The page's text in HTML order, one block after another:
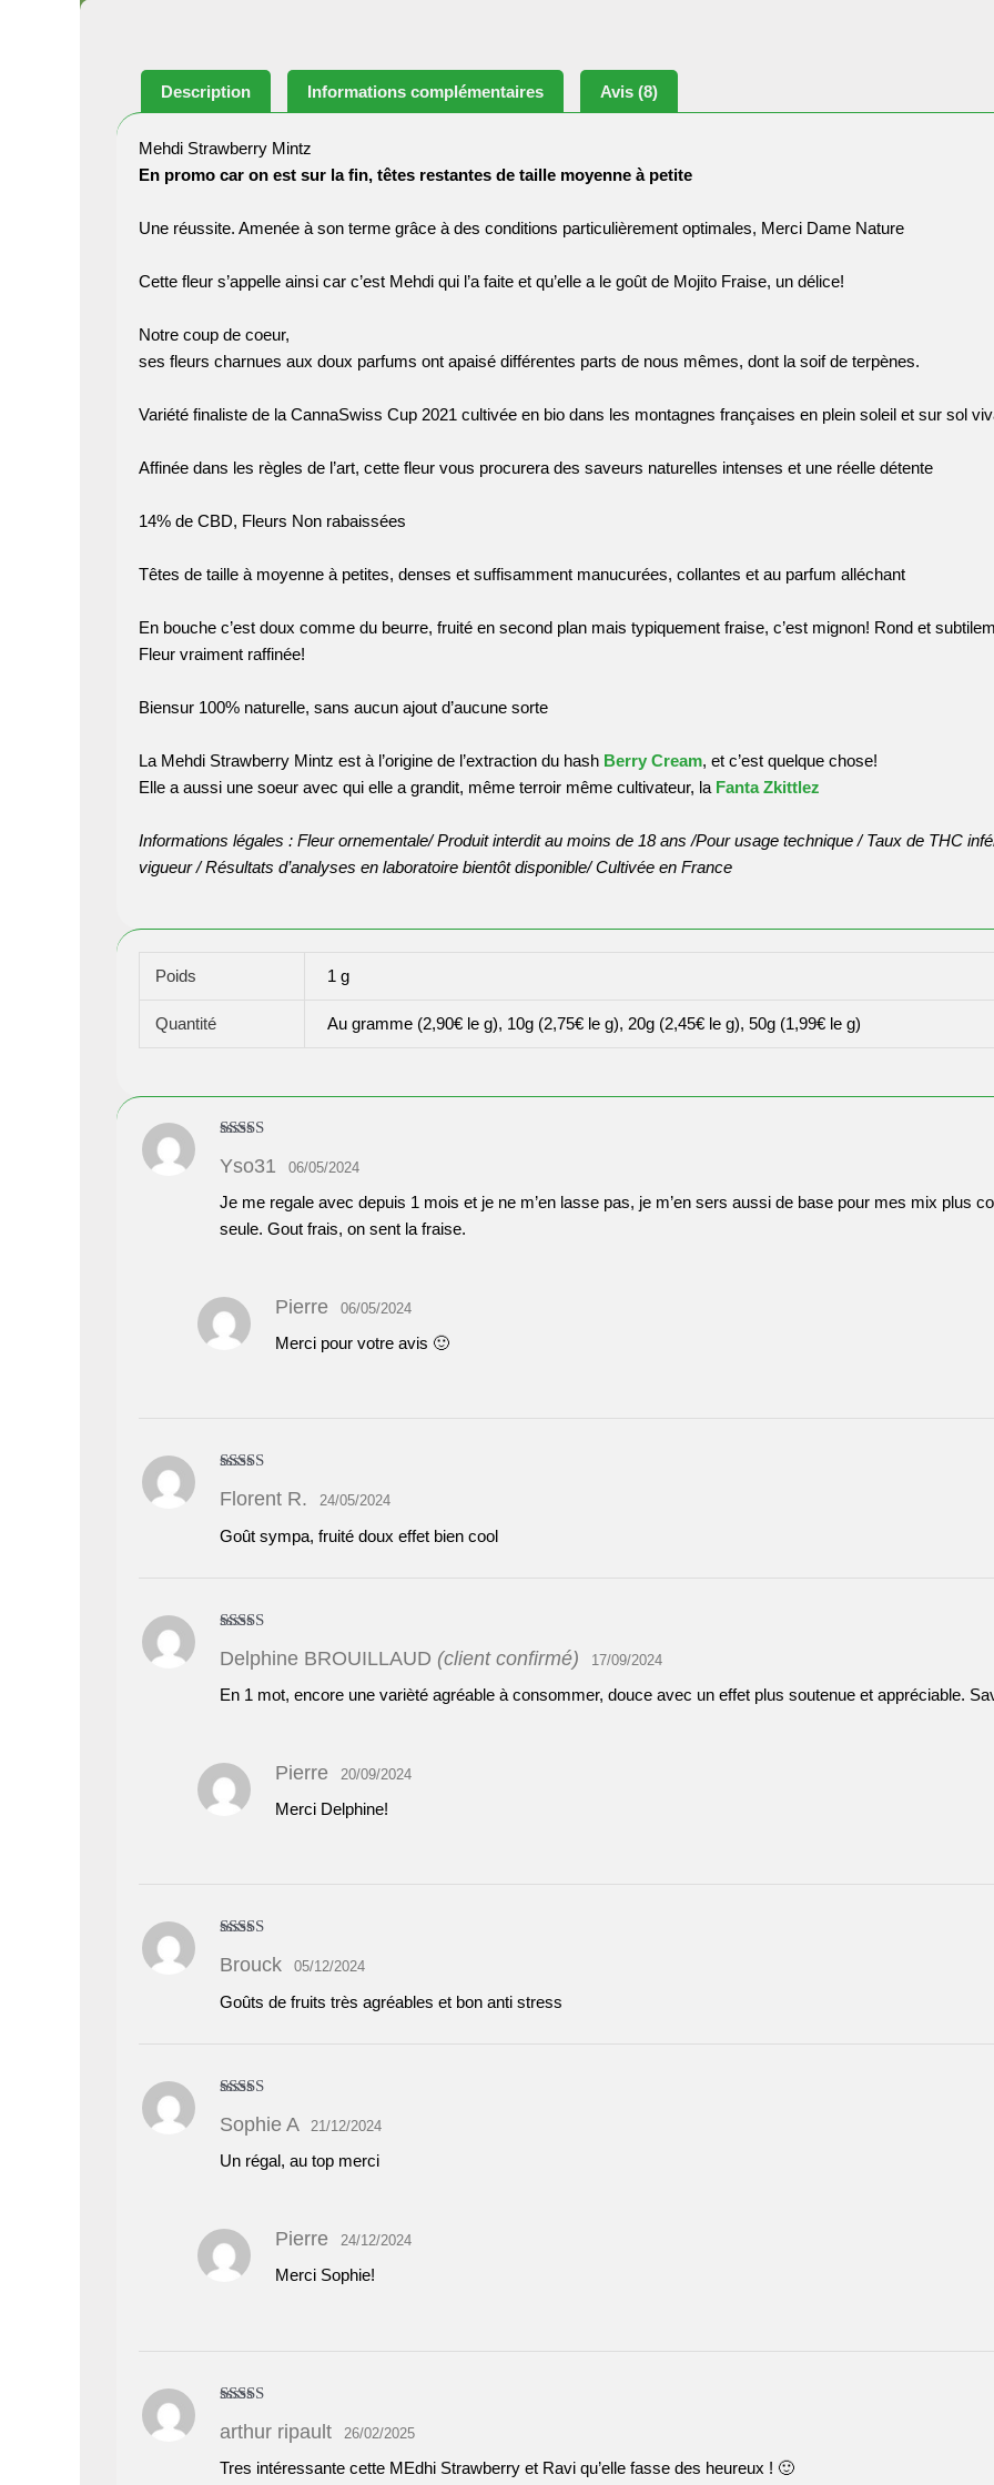
Description Informations complémentaires Avis (8)
Mehdi Strawberry Mintz
En promo car on est sur la fin, têtes restantes de taille moyenne à petite
Une réussite. Amenée à son terme grâce à des conditions particulièrement optimales, Merci Dame Nature
Cette fleur s’appelle ainsi car c’est Mehdi qui l’a faite et qu’elle a le goût de Mojito Fraise, un délice!
Notre coup de coeur,
ses fleurs charnues aux doux parfums ont apaisé différentes parts de nous mêmes, dont la soif de terpènes.
Variété finaliste de la CannaSwiss Cup 2021 cultivée en bio dans les montagnes françaises en plein soleil et sur sol
Affinée dans les règles de l’art, cette fleur vous procurera des saveurs naturelles intenses et une réelle détente
14% de CBD, Fleurs Non rabaissées
Têtes de taille à moyenne à petites, denses et suffisamment manucurées, collantes et au parfum alléchant
En bouche c’est doux comme du beurre, fruité en second plan mais typiquement fraise, c’est mignon! Rond et
Fleur vraiment raffinée!
Biensur 100% naturelle, sans aucun ajout d’aucune sorte
La Mehdi Strawberry Mintz est à l’origine de l’extraction du hash Berry Cream, et c’est quelque chose!
Elle a aussi une soeur avec qui elle a grandit, même terroir même cultivateur, la Fanta Zkittlez
Informations légales : Fleur ornementale/ Produit interdit au moins de 18 ans /Pour usage technique / Taux de THC
vigueur / Résultats d’analyses en laboratoire bientôt disponible/ Cultivée en France
Poids 1 g
Quantité Au gramme (2,90€ le g), 10g (2,75€ le g), 20g (2,45€ le g), 50g (1,99€ le g)
Yso31 06/05/2024
Je me regale avec depuis 1 mois et je ne m’en lasse pas, je m’en sers aussi de base pour mes mix plus
seule. Gout frais, on sent la fraise.
Pierre 06/05/2024
Merci pour votre avis 🙂
Florent R. 24/05/2024
Goût sympa, fruité doux effet bien cool
Delphine BROUILLAUD (client confirmé) 17/09/2024
En 1 mot, encore une varièté agréable à consommer, douce avec un effet plus soutenue et appréciable.
Pierre 20/09/2024
Merci Delphine!
Brouck 05/12/2024
Goûts de fruits très agréables et bon anti stress
Sophie A 21/12/2024
Un régal, au top merci
Pierre 24/12/2024
Merci Sophie!
sur 5
arthur ripault 26/02/2025
Tres intéressante cette MEdhi Strawberry et Ravi qu’elle fasse des heureux ! 🙂